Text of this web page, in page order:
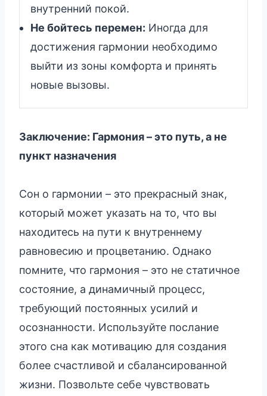
внутренний покой.
Не бойтесь перемен: Иногда для
достижения гармонии необходимо
выйти из зоны комфорта и принять
новые вызовы.
Заключение: Гармония – это путь, а не
пункт назначения
Сон о гармонии – это прекрасный знак,
который может указать на то, что вы
находитесь на пути к внутреннему
равновесию и процветанию. Однако
помните, что гармония – это не статичное
состояние, а динамичный процесс,
требующий постоянных усилий и
осознанности. Используйте послание
этого сна как мотивацию для создания
более счастливой и сбалансированной
жизни. Позвольте себе чувствовать